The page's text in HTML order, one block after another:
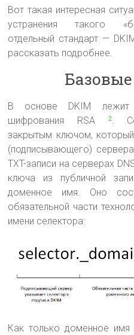
Вот такая интересная
устранения такого
отдельный стандарт —
рассказать подробнее.
В основе DKIM лежит
шифрования RSA
2.
закрытым ключом,
(подписывающего)
TXT-записи на серверах
ключа из публичной
доменное имя. Оно
обязательной части
имени селектора:
Как только доменное имя